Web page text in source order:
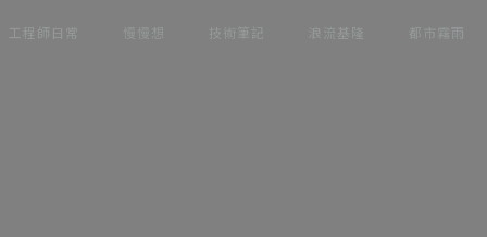
工程師日常 慢慢想 技術筆記 浪流基隆 都市霧雨